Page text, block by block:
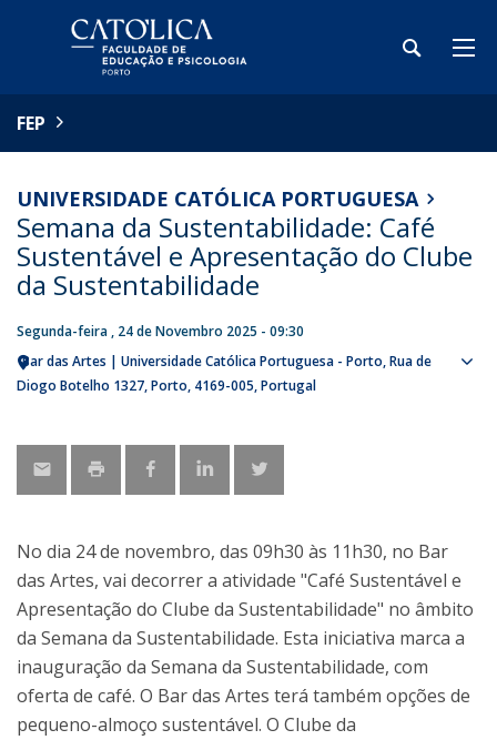
FEP
UNIVERSIDADE CATÓLICA PORTUGUESA
Semana da Sustentabilidade: Café
Sustentável e Apresentação do Clube
da Sustentabilidade
Segunda-feira , 24 de Novembro 2025 - 09:30
Bar das Artes | Universidade Católica Portuguesa - Porto Rua de
Diogo Botelho 1327 Porto 4169-005 Portugal
No dia 24 de novembro, das 09h30 às 11h30, no Bar
das Artes, vai decorrer a atividade "Café Sustentável e
Apresentação do Clube da Sustentabilidade" no âmbito
da Semana da Sustentabilidade. Esta iniciativa marca a
inauguração da Semana da Sustentabilidade, com
oferta de café. O Bar das Artes terá também opções de
pequeno-almoço sustentável. O Clube da